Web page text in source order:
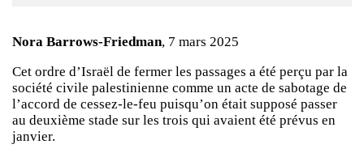
Nora Barrows-Friedman, 7 mars 2025
Cet ordre d’Israël de fermer les passages a été perçu par la
société civile palestinienne comme un acte de sabotage de
l’accord de cessez-le-feu puisqu’on était supposé passer
au deuxième stade sur les trois qui avaient été prévus en
janvier.